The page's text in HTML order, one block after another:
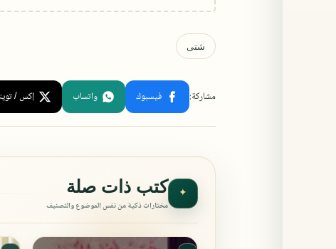
✦ كتب ذات صلة
مختارات ذكية من نفس الموضوع والتصنيف